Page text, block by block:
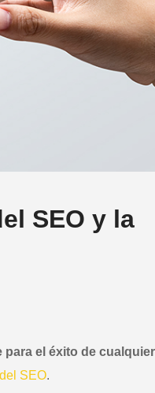
SEO y la
para el éxito de cualquier
SEO.